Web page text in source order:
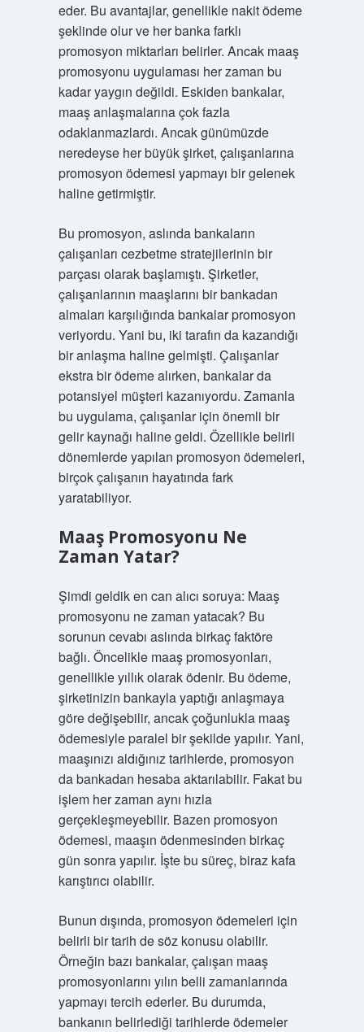
eder. Bu avantajlar, genellikle nakit ödeme
şeklinde olur ve her banka farklı
promosyon miktarları belirler. Ancak maaş
promosyonu uygulaması her zaman bu
kadar yaygın değildi. Eskiden bankalar,
maaş anlaşmalarına çok fazla
odaklanmazlardı. Ancak günümüzde
neredeyse her büyük şirket, çalışanlarına
promosyon ödemesi yapmayı bir gelenek
haline getirmiştir.
Bu promosyon, aslında bankaların
çalışanları cezbetme stratejilerinin bir
parçası olarak başlamıştı. Şirketler,
çalışanlarının maaşlarını bir bankadan
almaları karşılığında bankalar promosyon
veriyordu. Yani bu, iki tarafın da kazandığı
bir anlaşma haline gelmişti. Çalışanlar
ekstra bir ödeme alırken, bankalar da
potansiyel müşteri kazanıyordu. Zamanla
bu uygulama, çalışanlar için önemli bir
gelir kaynağı haline geldi. Özellikle belirli
dönemlerde yapılan promosyon ödemeleri,
birçok çalışanın hayatında fark
yaratabiliyor.
Maaş Promosyonu Ne
Zaman Yatar?
Şimdi geldik en can alıcı soruya: Maaş
promosyonu ne zaman yatacak? Bu
sorunun cevabı aslında birkaç faktöre
bağlı. Öncelikle maaş promosyonları,
genellikle yıllık olarak ödenir. Bu ödeme,
şirketinizin bankayla yaptığı anlaşmaya
göre değişebilir, ancak çoğunlukla maaş
ödemesiyle paralel bir şekilde yapılır. Yani,
maaşınızı aldığınız tarihlerde, promosyon
da bankadan hesaba aktarılabilir. Fakat bu
işlem her zaman aynı hızla
gerçekleşmeyebilir. Bazen promosyon
ödemesi, maaşın ödenmesinden birkaç
gün sonra yapılır. İşte bu süreç, biraz kafa
karıştırıcı olabilir.
Bunun dışında, promosyon ödemeleri için
belirli bir tarih de söz konusu olabilir.
Örneğin bazı bankalar, çalışan maaş
promosyonlarını yılın belli zamanlarında
yapmayı tercih ederler. Bu durumda,
bankanın belirlediği tarihlerde ödemeler